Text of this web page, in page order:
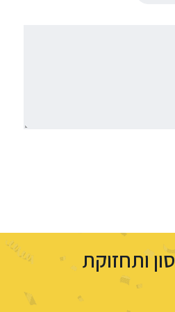
ותחזוקת